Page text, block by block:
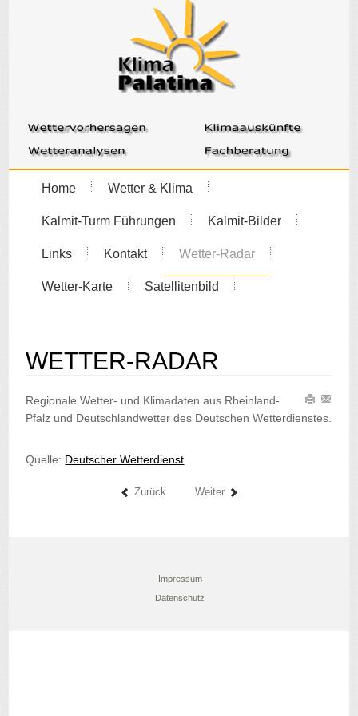
Home Wetter & Klima
Kalmit-Turm Führungen Kalmit-Bilder
Links Kontakt Wetter-Radar
Wetter-Karte Satellitenbild
WETTER-RADAR
Regionale Wetter- und Klimadaten aus Rheinland-
Pfalz und Deutschlandwetter des Deutschen Wetterdienstes.
Quelle: Deutscher Wetterdienst
Zurück Weiter
Impressum
Datenschutz